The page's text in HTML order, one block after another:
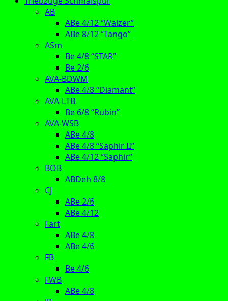
AB
ABe 4/12 “Walzer”
ABe 8/12 “Tango”
ASm
Be 4/8 “STAR”
Be 2/6
AVA-BDWM
ABe 4/8 “Diamant”
AVA-LTB
Be 6/8 “Rubin”
AVA-WSB
ABe 4/8
ABe 4/8 “Saphir II”
ABe 4/12 “Saphir”
BOB
ABDeh 8/8
CJ
ABe 2/6
ABe 4/12
Fart
ABe 4/8
ABe 4/6
FB
Be 4/6
FWB
ABe 4/8